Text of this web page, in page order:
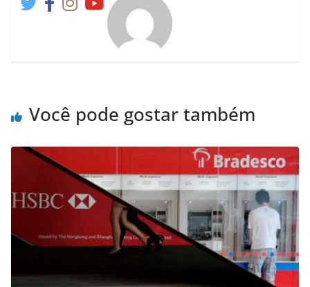
Você pode gostar também